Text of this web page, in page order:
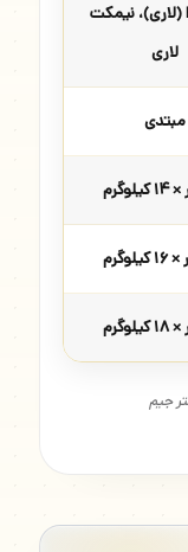
هالتر EZ (لاری)، نیمکت
لاری
مبتدی
جیم